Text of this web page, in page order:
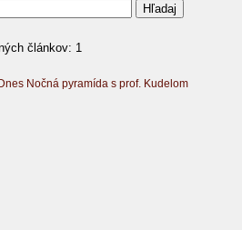
článkov: 1
Dnes Nočná pyramída s prof. Kudelom